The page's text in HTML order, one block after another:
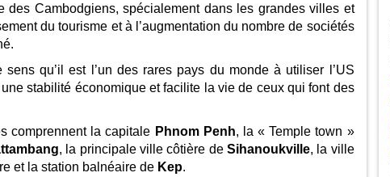
des Cambodgiens, spécialement dans les grandes villes et
du tourisme et à l’augmentation du nombre de sociétés
qu’il est l’un des rares pays du monde à utiliser l’US
stabilité économique et facilite la vie de ceux qui font des
comprennent la capitale Phnom Penh, la « Temple town »
, la principale ville côtière deSihanoukville, la ville
et la station balnéaire de Kep.